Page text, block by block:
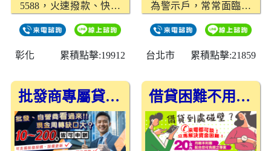
5588，火速撥款、快速
分職業都能申辦。
彰化
累積點擊:19912
為警示戶，常常面臨資
心，這裡有解決方案！
無需擔保品，1~20萬的
口，我們就能幫助你。
台北借款、新北借款、
基隆借款，小額借款是
一種以快速解決資金需
求為目標的貸款方式，
台北市 累積點擊:21859
批發商專屬貸款，低利率助您解決資金周轉難題！ 借貸困難不用怕！20萬內快速申辦、當天解資金需求